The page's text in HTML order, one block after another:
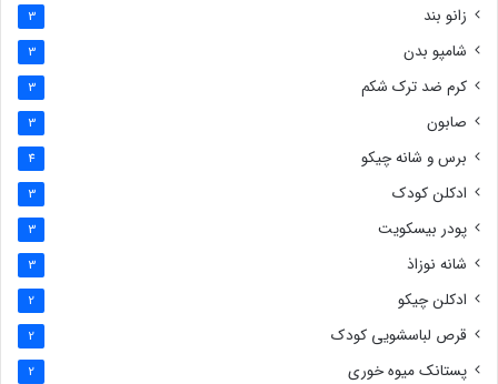
زانو بند 3
شامپو بدن 3
کرم ضد ترک شکم 3
صابون 3
برس و شانه چیکو 4
ادکلن کودک 3
پودر بیسکویت 3
شانه نوزاذ 3
ادکلن چیکو 2
قرص لباسشویی کودک 2
پستانک میوه خوری 2